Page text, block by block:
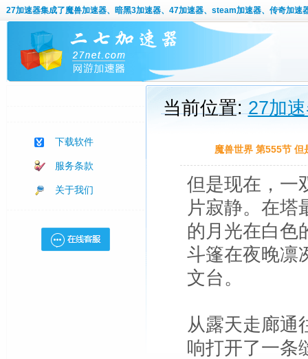
27加速器集成了魔兽加速器、暗黑3加速器、47加速器、steam加速器、传奇加速
下载软件
服务条款
关于我们
当前位置:27加
魔兽世界 第555节 但
但是现在，一
片寂静。在塔
的月光在白色
斗篷在夜晚凛
文台。
从露天走廊通
响打开了一条